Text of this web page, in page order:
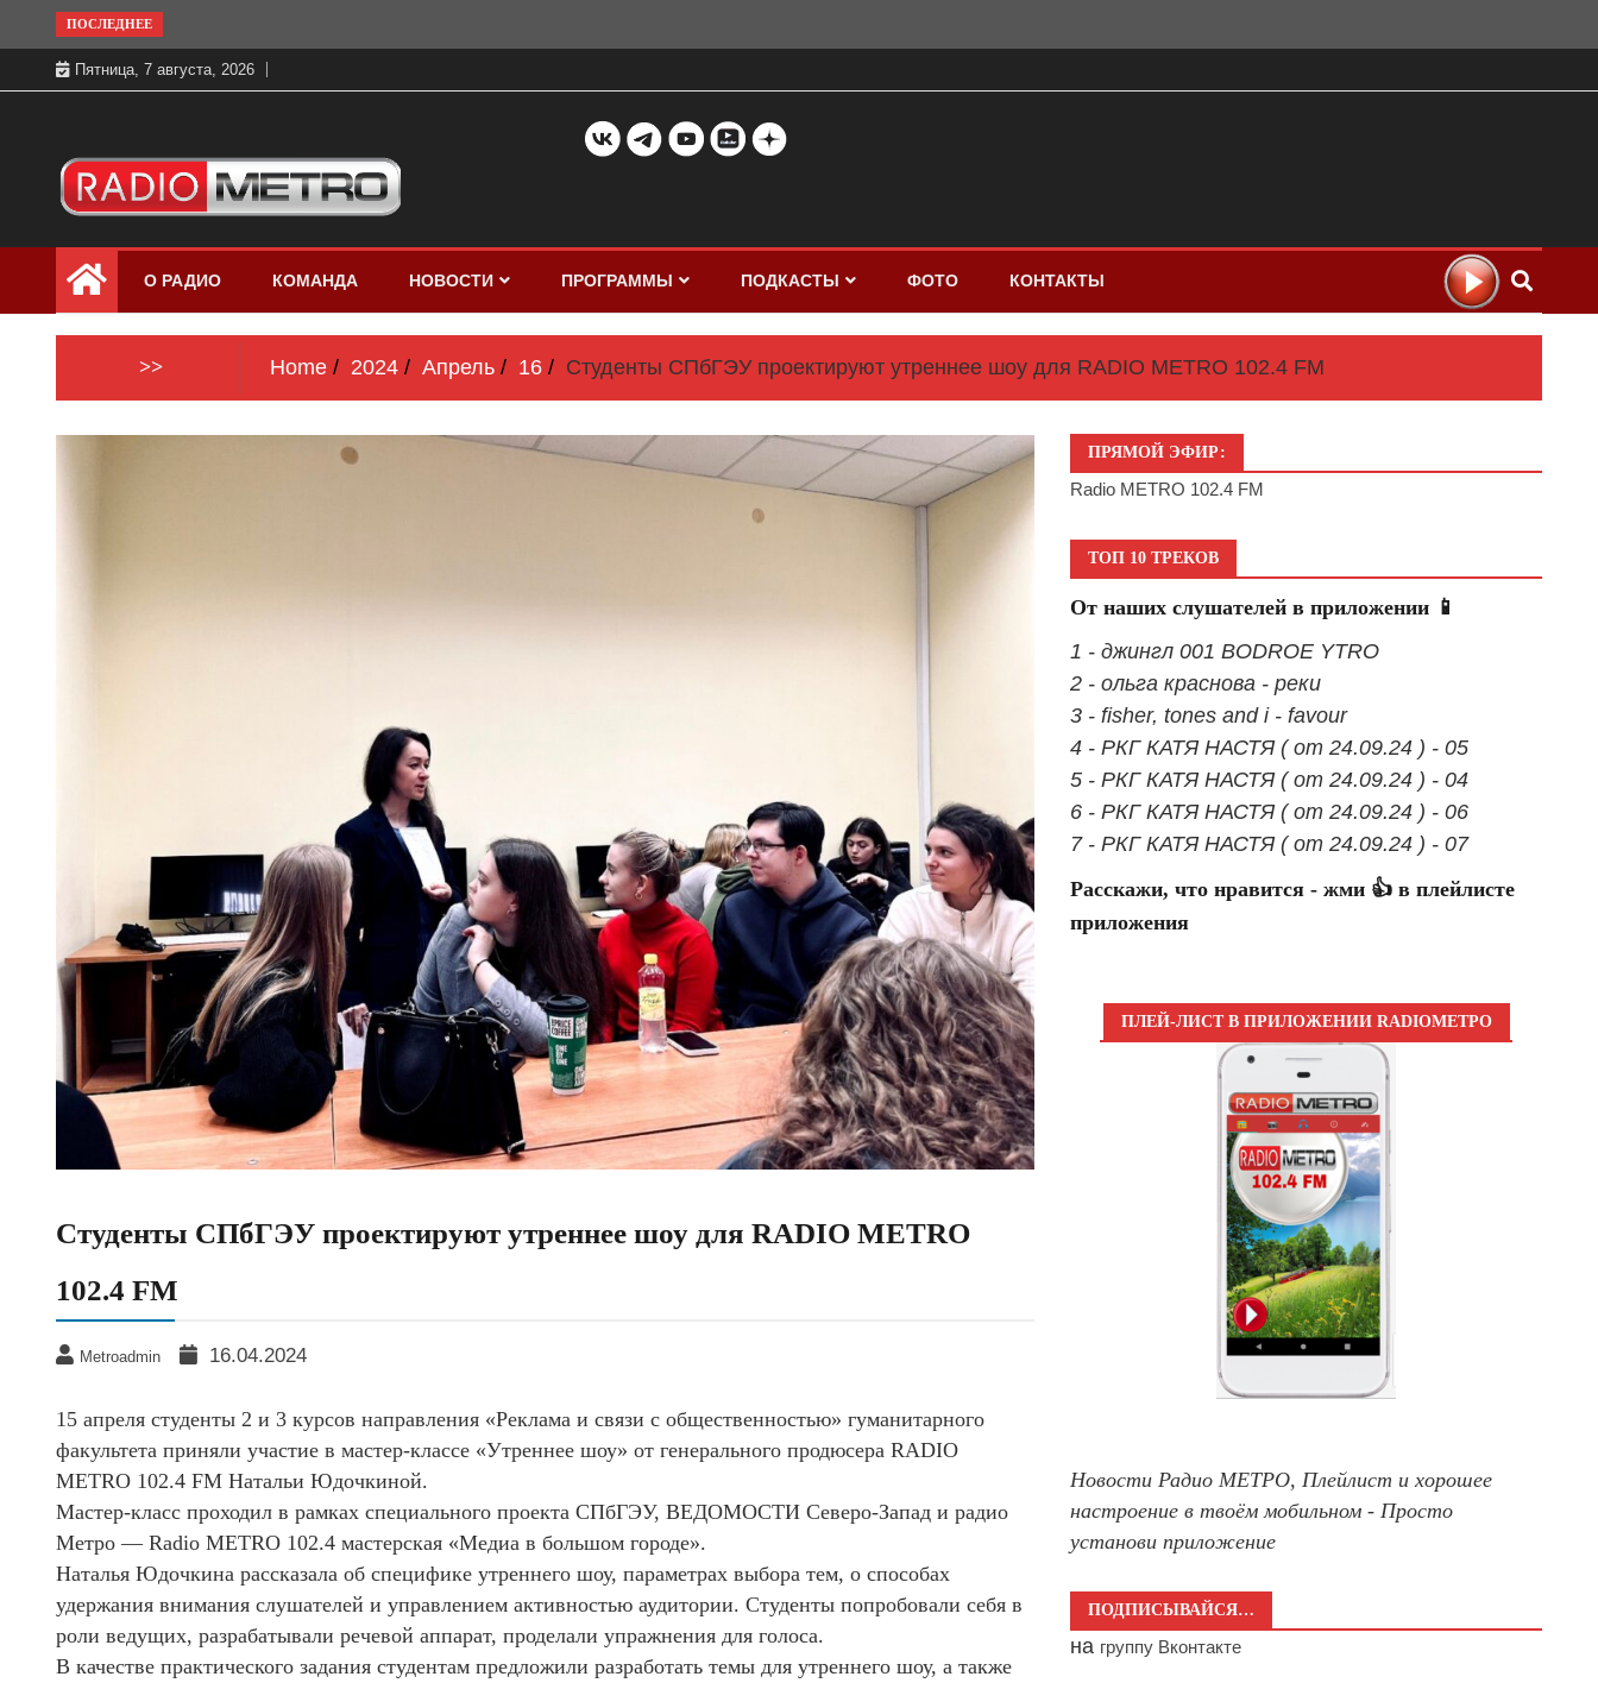
to
content
ПОСЛЕДНЕЕ
Пятница, 7 августа, 2026
Радио МЕТРО
бесплатно в хорошем качестве Санкт-
Петербург и Россия
О РАДИО КОМАНДА НОВОСТИ ПРОГРАММЫ ПОДКАСТЫ ФОТО КОНТАКТЫ
>> Home 2024 Апрель 16 Студенты СПбГЭУ проектируют утреннее шоу для RADIO METRO 102.4 FM
Студенты СПбГЭУ проектируют утреннее шоу для RADIO METRO
102.4 FM
Metroadmin 16.04.2024
15 апреля студенты 2 и 3 курсов направления «Реклама и связи с общественностью» гуманитарного
факультета приняли участие в мастер-классе «Утреннее шоу» от генерального продюсера RADIO
METRO 102.4 FM Натальи Юдочкиной.
Мастер-класс проходил в рамках специального проекта СПбГЭУ, ВЕДОМОСТИ Северо-Запад и радио
Метро — Radio METRO 102.4 мастерская «Медиа в большом городе».
Наталья Юдочкина рассказала об специфике утреннего шоу, параметрах выбора тем, о способах
удержания внимания слушателей и управлением активностью аудитории. Студенты попробовали себя в
роли ведущих, разрабатывали речевой аппарат, проделали упражнения для голоса.
В качестве практического задания студентам предложили разработать темы для утреннего шоу, а также
ПРЯМОЙ ЭФИР:
Radio METRO 102.4 FM
ТОП 10 ТРЕКОВ
От наших слушателей в приложении 📱
1 - джингл 001 BODROE YTRO
2 - ольга краснова - реки
3 - fisher, tones and i - favour
4 - РКГ КАТЯ НАСТЯ ( от 24.09.24 ) - 05
5 - РКГ КАТЯ НАСТЯ ( от 24.09.24 ) - 04
6 - РКГ КАТЯ НАСТЯ ( от 24.09.24 ) - 06
7 - РКГ КАТЯ НАСТЯ ( от 24.09.24 ) - 07
Расскажи, что нравится - жми 👍 в плейлисте
приложения
ПЛЕЙ-ЛИСТ В ПРИЛОЖЕНИИ RADIOМЕТРО
Новости Радио МЕТРО, Плейлист и хорошее
настроение в твоём мобильном - Просто
установи приложение
ПОДПИСЫВАЙСЯ…
на группу Вконтакте